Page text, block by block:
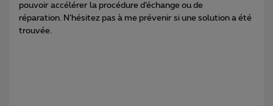
pouvoir accélérer la procédure d’échange ou de
réparation. N’hésitez pas à me prévenir si une solution a été
trouvée.